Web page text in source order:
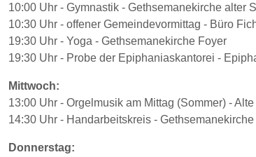
10:00 Uhr - Gymnastik - Gethsemanekirche alter
10:30 Uhr - offener Gemeindevormittag - Büro
19:30 Uhr - Yoga - Gethsemanekirche Foyer
19:30 Uhr - Probe der Epiphaniaskantorei -
Mittwoch:
13:00 Uhr - Orgelmusik am Mittag (Sommer) -
14:30 Uhr - Handarbeitskreis -
Donnerstag: